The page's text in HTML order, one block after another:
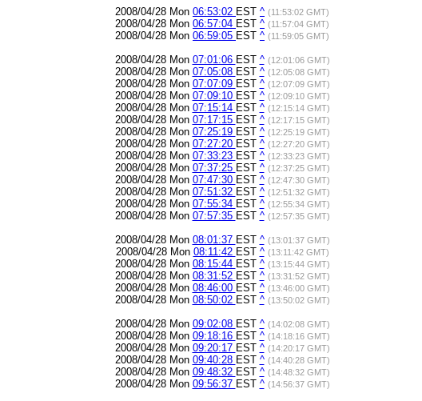
2008/04/28 Mon 06:53:02 EST ^ (11:53:02 GMT)
2008/04/28 Mon 06:57:04 EST ^ (11:57:04 GMT)
2008/04/28 Mon 06:59:05 EST ^ (11:59:05 GMT)
2008/04/28 Mon 07:01:06 EST ^ (12:01:06 GMT)
2008/04/28 Mon 07:05:08 EST ^ (12:05:08 GMT)
2008/04/28 Mon 07:07:09 EST ^ (12:07:09 GMT)
2008/04/28 Mon 07:09:10 EST ^ (12:09:10 GMT)
2008/04/28 Mon 07:15:14 EST ^ (12:15:14 GMT)
2008/04/28 Mon 07:17:15 EST ^ (12:17:15 GMT)
2008/04/28 Mon 07:25:19 EST ^ (12:25:19 GMT)
2008/04/28 Mon 07:27:20 EST ^ (12:27:20 GMT)
2008/04/28 Mon 07:33:23 EST ^ (12:33:23 GMT)
2008/04/28 Mon 07:37:25 EST ^ (12:37:25 GMT)
2008/04/28 Mon 07:47:30 EST ^ (12:47:30 GMT)
2008/04/28 Mon 07:51:32 EST ^ (12:51:32 GMT)
2008/04/28 Mon 07:55:34 EST ^ (12:55:34 GMT)
2008/04/28 Mon 07:57:35 EST ^ (12:57:35 GMT)
2008/04/28 Mon 08:01:37 EST ^ (13:01:37 GMT)
2008/04/28 Mon 08:11:42 EST ^ (13:11:42 GMT)
2008/04/28 Mon 08:15:44 EST ^ (13:15:44 GMT)
2008/04/28 Mon 08:31:52 EST ^ (13:31:52 GMT)
2008/04/28 Mon 08:46:00 EST ^ (13:46:00 GMT)
2008/04/28 Mon 08:50:02 EST ^ (13:50:02 GMT)
2008/04/28 Mon 09:02:08 EST ^ (14:02:08 GMT)
2008/04/28 Mon 09:18:16 EST ^ (14:18:16 GMT)
2008/04/28 Mon 09:20:17 EST ^ (14:20:17 GMT)
2008/04/28 Mon 09:40:28 EST ^ (14:40:28 GMT)
2008/04/28 Mon 09:48:32 EST ^ (14:48:32 GMT)
2008/04/28 Mon 09:56:37 EST ^ (14:56:37 GMT)